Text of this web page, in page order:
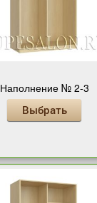
Наполнение № 2-3
Выбрать